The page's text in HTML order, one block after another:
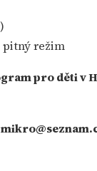
pitný režim
pro děti v